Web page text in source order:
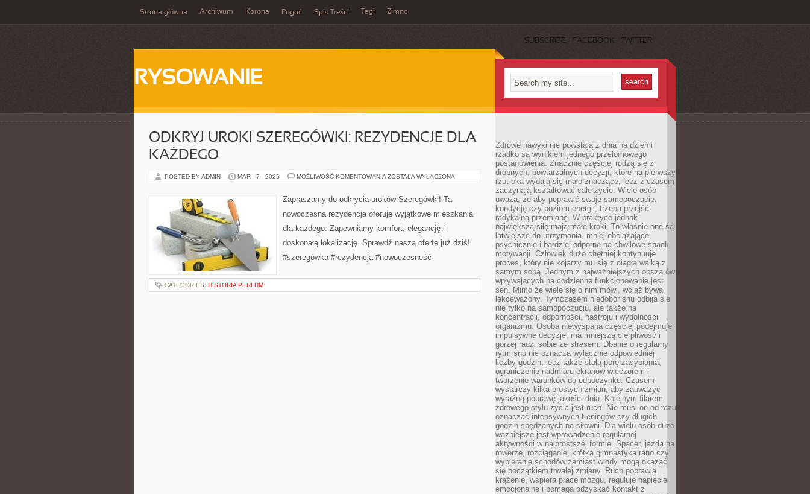
Strona główna Archiwum Korona Pogoń Spis Treści Tagi Zimno
SUBSCRIBE FACEBOOK TWITTER
RYSOWANIE
ODKRYJ UROKI SZEREGÓWKI: REZYDENCJE DLA
KAŻDEGO
POSTED BY ADMIN MAR - 7 - 2025 MOŻLIWOŚĆ KOMENTOWANIA ODKRYJ
REZYDENCJE
DLA
ZOSTAŁA WYŁĄCZONA
Zapraszamy do odkrycia uroków Szeregówki! Ta
nowoczesna rezydencja oferuje wyjątkowe mieszkania
dla każdego. Zapewniamy komfort, elegancję i
doskonałą lokalizację. Sprawdź naszą ofertę już dziś!
#szeregówka #rezydencja #nowoczesność
CATEGORIES: HISTORIA PERFUM
Zdrowe nawyki nie powstają z dnia na dzień i
rzadko są wynikiem jednego przełomowego
postanowienia. Znacznie częściej rodzą się z
drobnych, powtarzalnych decyzji, które na pierwszy
rzut oka wydają się mało znaczące, lecz z czasem
zaczynają kształtować całe życie. Wiele osób
uważa, że aby poprawić swoje samopoczucie,
kondycję czy poziom energii, trzeba przejść
radykalną przemianę. W praktyce jednak
największą siłę mają małe kroki. To właśnie one są
łatwiejsze do utrzymania, mniej obciążające
psychicznie i bardziej odporne na chwilowe spadki
motywacji. Człowiek dużo chętniej kontynuuje
proces, który nie kojarzy mu się z ciągłą walką z
samym sobą. Jednym z najważniejszych obszarów
wpływających na codzienne funkcjonowanie jest
sen. Mimo że wiele się o nim mówi, wciąż bywa
lekceważony. Tymczasem niedobór snu odbija się
nie tylko na samopoczuciu, ale także na
koncentracji, odporności, nastroju i wydolności
organizmu. Osoba niewyspana częściej podejmuje
impulsywne decyzje, ma mniejszą cierpliwość i
gorzej radzi sobie ze stresem. Dbanie o regularny
rytm snu nie oznacza wyłącznie odpowiedniej
liczby godzin, lecz także stałą porę zasypiania,
ograniczenie nadmiaru ekranów wieczorem i
tworzenie warunków do odpoczynku. Czasem
wystarczy kilka prostych zmian, aby zauważyć
wyraźną poprawę jakości dnia. Kolejnym filarem
zdrowego stylu życia jest ruch. Nie musi on od razu
oznaczać intensywnych treningów czy długich
godzin spędzanych na siłowni. Dla wielu osób dużo
ważniejsze jest wprowadzenie regularnej
aktywności w najprostszej formie. Spacer, jazda na
rowerze, rozciąganie, krótka gimnastyka rano czy
wybieranie schodów zamiast windy mogą okazać
się początkiem trwałej zmiany. Ruch poprawia
krążenie, wspiera pracę mózgu, reguluje napięcie
emocjonalne i pomaga odzyskać kontakt z